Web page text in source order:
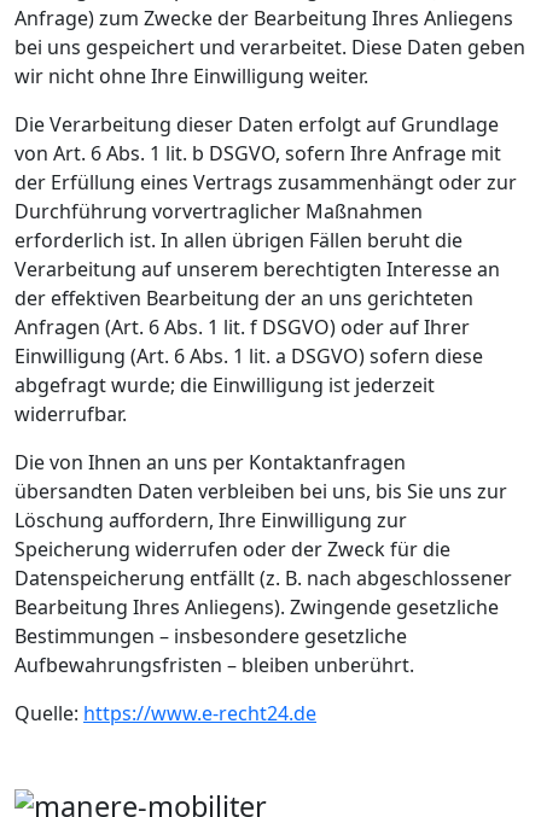
Anfrage) zum Zwecke der Bearbeitung Ihres Anliegens
bei uns gespeichert und verarbeitet. Diese Daten geben
wir nicht ohne Ihre Einwilligung weiter.
Die Verarbeitung dieser Daten erfolgt auf Grundlage
von Art. 6 Abs. 1 lit. b DSGVO, sofern Ihre Anfrage mit
der Erfüllung eines Vertrags zusammenhängt oder zur
Durchführung vorvertraglicher Maßnahmen
erforderlich ist. In allen übrigen Fällen beruht die
Verarbeitung auf unserem berechtigten Interesse an
der effektiven Bearbeitung der an uns gerichteten
Anfragen (Art. 6 Abs. 1 lit. f DSGVO) oder auf Ihrer
Einwilligung (Art. 6 Abs. 1 lit. a DSGVO) sofern diese
abgefragt wurde; die Einwilligung ist jederzeit
widerrufbar.
Die von Ihnen an uns per Kontaktanfragen
übersandten Daten verbleiben bei uns, bis Sie uns zur
Löschung auffordern, Ihre Einwilligung zur
Speicherung widerrufen oder der Zweck für die
Datenspeicherung entfällt (z. B. nach abgeschlossener
Bearbeitung Ihres Anliegens). Zwingende gesetzliche
Bestimmungen – insbesondere gesetzliche
Aufbewahrungsfristen – bleiben unberührt.
Quelle: https://www.e-recht24.de